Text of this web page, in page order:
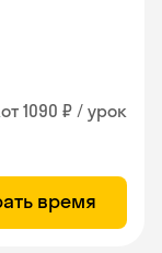
от 1090 ₽ / урок
время